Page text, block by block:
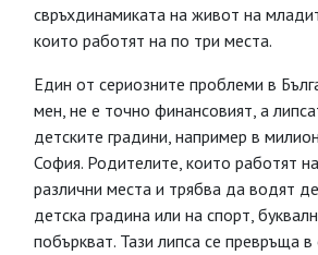
свръхдинамиката на живот на
които работят на по три места.
Един от сериозните проблеми в
мен, не е точно финансовият, а
детските градини, например в
София. Родителите, които работят
различни места и трябва да водят
детска градина или на спорт,
побъркват. Тази липса се превръща в